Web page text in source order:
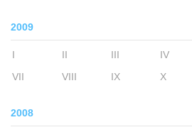
2009
I II III IV
VII
VIII IX X
2008